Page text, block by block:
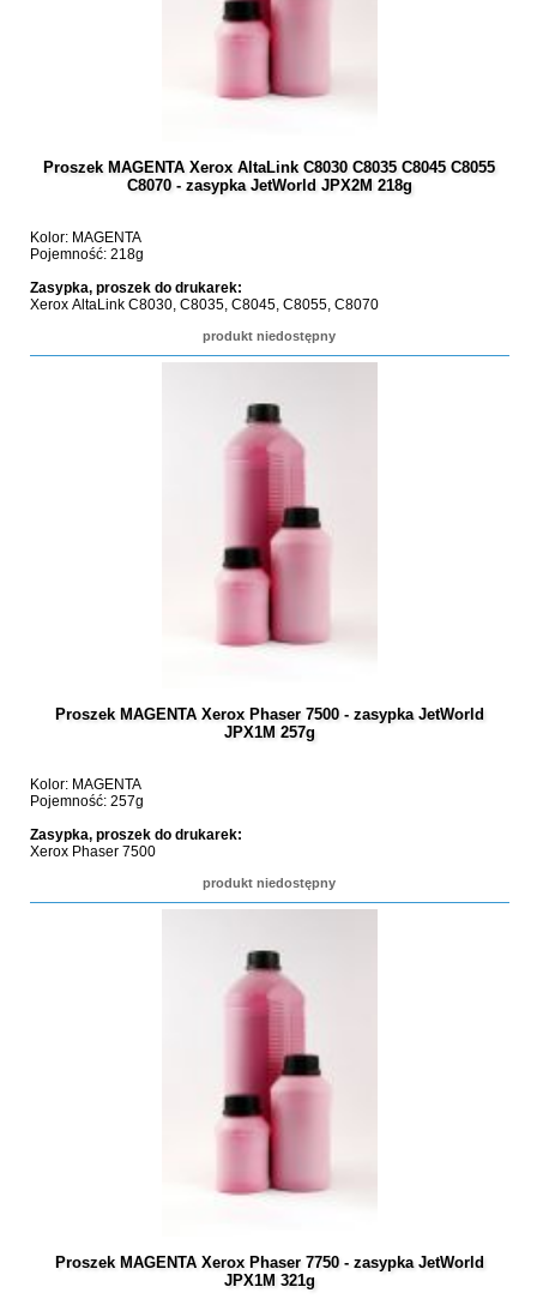
Proszek MAGENTA Xerox AltaLink C8030 C8035 C8045 C8055
C8070 - zasypka JetWorld JPX2M 218g
Kolor: MAGENTA
Pojemność: 218g
Zasypka, proszek do drukarek:
Xerox AltaLink C8030, C8035, C8045, C8055, C8070
produkt niedostępny
Proszek MAGENTA Xerox Phaser 7500 - zasypka JetWorld
JPX1M 257g
Kolor: MAGENTA
Pojemność: 257g
Zasypka, proszek do drukarek:
Xerox Phaser 7500
produkt niedostępny
Proszek MAGENTA Xerox Phaser 7750 - zasypka JetWorld
JPX1M 321g